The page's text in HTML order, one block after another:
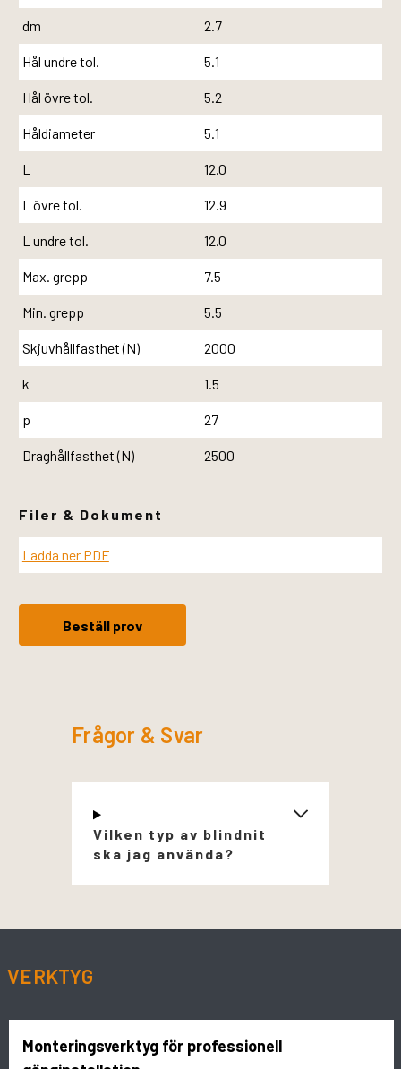
dm 2.7
Hål undre tol. 5.1
Hål övre tol. 5.2
Håldiameter 5.1
L 12.0
L övre tol. 12.9
L undre tol. 12.0
Max. grepp 7.5
Min. grepp 5.5
Skjuvhållfasthet (N) 2000
k 1.5
p 27
Draghållfasthet (N) 2500
Filer & Dokument
Ladda ner PDF
Beställ prov
Frågor & Svar
Vilken typ av blindnit
ska jag använda?
VERKTYG
Monteringsverktyg för professionell